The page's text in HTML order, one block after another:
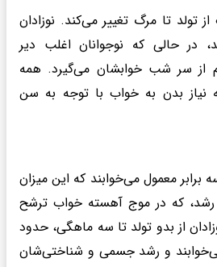
تولد تا مرگ تغییر می‌کند. نوزادان
در حالی که نوجوانان اغلب دیر
از سر شب خوابشان می‌گیرد. همه
بدن به خواب با توجه به سن
برابر معمول می‌خوابند که این میزان
رشد، که در موج آهسته خواب ترشح
از بدو تولد تا سه ماهگی، حدود
روز می‌خوابند و رشد جسمی و شناختی‌شان